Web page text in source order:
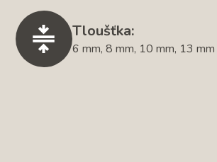
Tloušťka:
6 mm, 8 mm, 10 mm, 13 mm